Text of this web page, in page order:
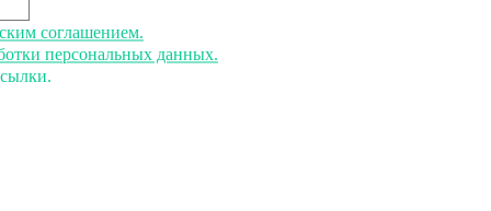
соглашением.
персональных данных.